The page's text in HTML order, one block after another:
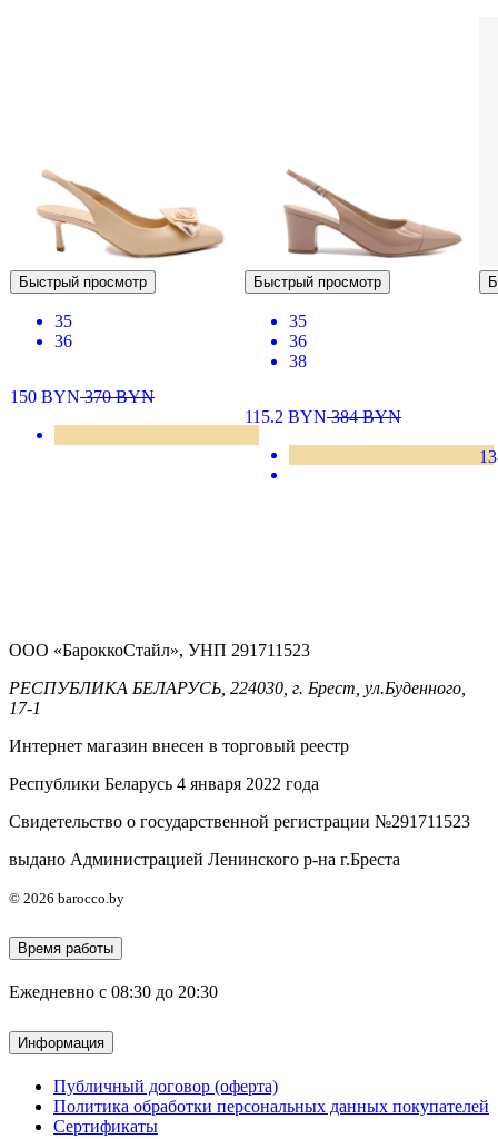
Быстрый просмотр
35
36
150 BYN370BYN
Быстрый просмотр
35
36
38
115.2 BYN384BYN
ООО «БароккоСтайл», УНП 291711523
РЕСПУБЛИКА БЕЛАРУСЬ, 224030, г. Брест, ул.Буденного,
17-1
Интернет магазин внесен в торговый реестр
Республики Беларусь 4 января 2022 года
Свидетельство о государственной регистрации №291711523
выдано Администрацией Ленинского р-на г.Бреста
© 2026 barocco.by
Время работы
Ежедневно с 08:30 до 20:30
Информация
Публичный договор (оферта)
Политика обработки персональных данных покупателей
Сертификаты